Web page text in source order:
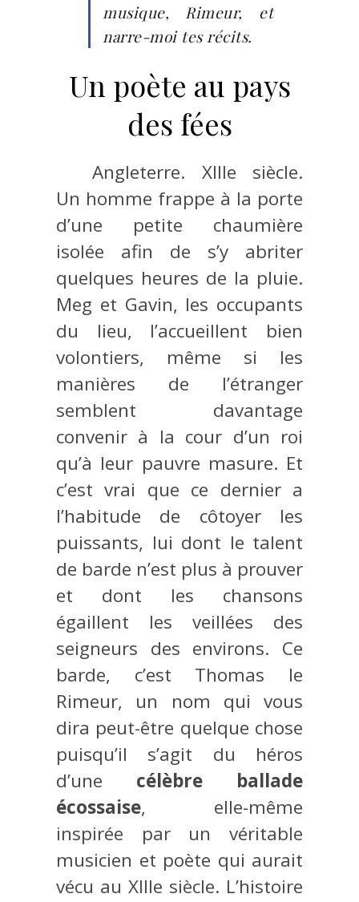
musique, Rimeur, et
narre-moi tes récits.
Un poète au pays
des fées
Angleterre. XIIIe siècle.
Un homme frappe à la porte
d’une petite chaumière
isolée afin de s’y abriter
quelques heures de la pluie.
Meg et Gavin, les occupants
du lieu, l’accueillent bien
volontiers, même si les
manières de l’étranger
semblent davantage
convenir à la cour d’un roi
qu’à leur pauvre masure. Et
c’est vrai que ce dernier a
l’habitude de côtoyer les
puissants, lui dont le talent
de barde n’est plus à prouver
et dont les chansons
égaillent les veillées des
seigneurs des environs. Ce
barde, c’est Thomas le
Rimeur, un nom qui vous
dira peut-être quelque chose
puisqu’il s’agit du héros
d’une célèbre ballade
écossaise, elle-même
inspirée par un véritable
musicien et poète qui aurait
vécu au XIIIe siècle. L’histoire